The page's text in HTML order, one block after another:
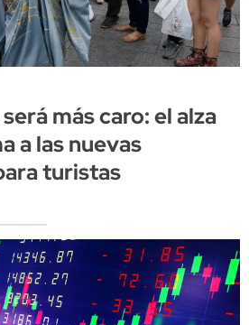
más caro: el alza
a las nuevas
turistas